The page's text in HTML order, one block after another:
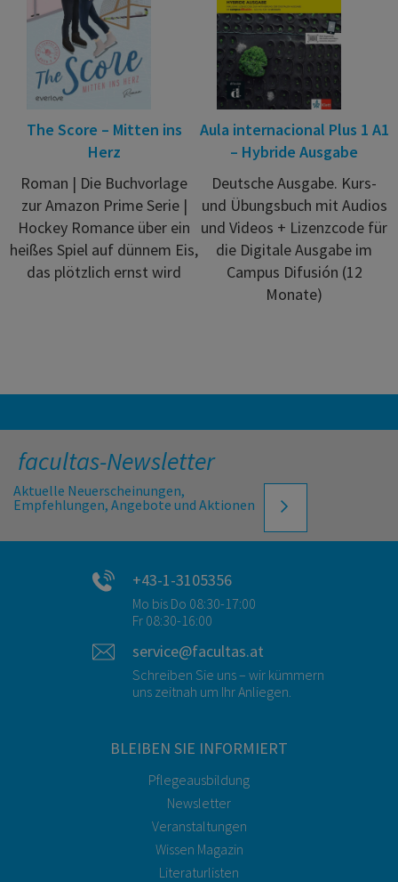
The Score – Mitten ins
Herz
Roman | Die Buchvorlage
zur Amazon Prime Serie |
Hockey Romance über ein
heißes Spiel auf dünnem Eis,
das plötzlich ernst wird
Aula internacional Plus 1 A1
– Hybride Ausgabe
Deutsche Ausgabe. Kurs-
und Übungsbuch mit Audios
und Videos + Lizenzcode für
die Digitale Ausgabe im
Campus Difusión (12
Monate)
facultas-Newsletter
Aktuelle Neuerscheinungen,
Empfehlungen, Angebote und Aktionen
+43-1-3105356
Mo bis Do 08:30-17:00
Fr 08:30-16:00
service@facultas.at
Schreiben Sie uns – wir kümmern
uns zeitnah um Ihr Anliegen.
BLEIBEN SIE INFORMIERT
Pflegeausbildung
Newsletter
Veranstaltungen
Wissen Magazin
Literaturlisten